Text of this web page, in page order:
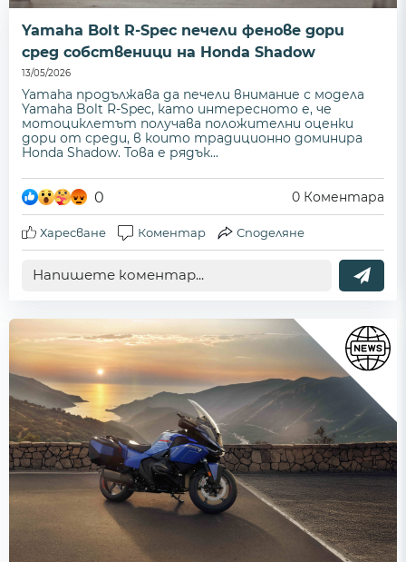
Yamaha Bolt R-Spec печели фенове дори
сред собственици на Honda Shadow
13/05/2026
Yamaha продължава да печели внимание с модела
Yamaha Bolt R-Spec, като интересното е, че
мотоциклетът получава положителни оценки
дори от среди, в които традиционно доминира
Honda Shadow. Това е рядък...
0 0 Коментара
Харесване Коментар Споделяне